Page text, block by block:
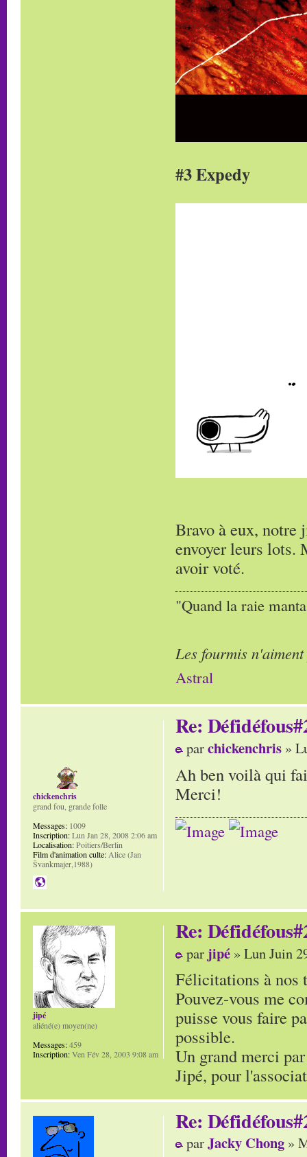
#3 Expedy
Bravo à eux, notre
envoyer leurs lots.
avoir voté.
"Quand la raie
Les fourmis
Astral
Re:
parchickenchris »
Ah ben voilà qui
Merci!
chickenchris
grand fou, grande folle
Messages: 1009
Inscription:Lun Jan 28, 2008 2:06 am
Localisation:Poitiers/Berlin
Film d'animation culte:Alice (Jan
Švankmajer,1988)
Re:
par jipé » Lun Juin
Félicitations à nos
Pouvez-vous me
puisse vous faire
possible.
Un grand merci
Jipé, pour
jipé
aliéné(e) moyen(ne)
Messages:459
Inscription:Ven Fév 28, 2003 9:08 am
Re:
parJacky Chong »